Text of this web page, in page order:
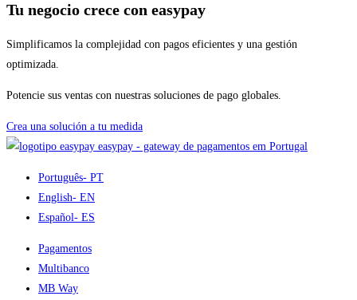
Tu negocio crece con easypay
Simplificamos la complejidad con pagos eficientes y una gestión
optimizada.
Potencie sus ventas con nuestras soluciones de pago globales.
Crea una solución a tu medida
easypay - gateway de pagamentos em Portugal
Português- PT
English- EN
Español- ES
Pagamentos
Multibanco
MB Way